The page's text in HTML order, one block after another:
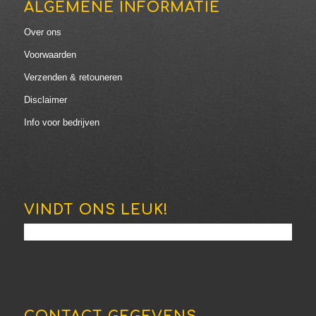
ALGEMENE INFORMATIE
Over ons
Voorwaarden
Verzenden & retouneren
Disclaimer
Info voor bedrijven
VINDT ONS LEUK!